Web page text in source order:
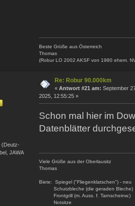
Beste Grüße aus Österreich
Thomas
(Robur LO 2002 AKSF von 1980 ehem.
(Deutz-
JAWA
Re: Robur 90.000km
« Antwort #21 am: September
2025, 12:55:25 »
Schon mal hier im
Datenblätter
Viele Grüße aus der Oberlausitz
Thomas
Biete: Spiegel ("Fliegenklatschen") - neu
Schutzbleche (die geraden Bleche)
Frontgrill (m. Auss. f. Tarnscheinw.)
Notsitze